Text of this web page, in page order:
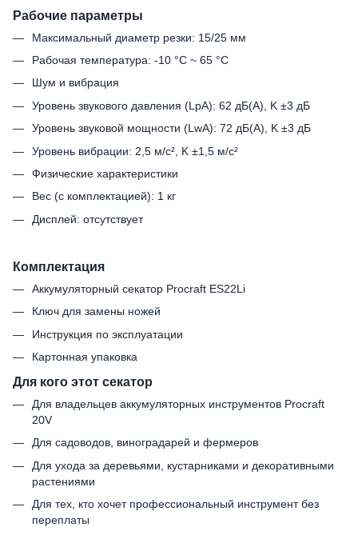
Рабочие параметры
Максимальный диаметр резки: 15/25 мм
Рабочая температура: -10 °C ~ 65 °C
Шум и вибрация
Уровень звукового давления (LpA): 62 дБ(А), K ±3 дБ
Уровень звуковой мощности (LwA): 72 дБ(А), K ±3 дБ
Уровень вибрации: 2,5 м/с², K ±1,5 м/с²
Физические характеристики
Вес (с комплектацией): 1 кг
Дисплей: отсутствует
Комплектация
Аккумуляторный секатор Procraft ES22Li
Ключ для замены ножей
Инструкция по эксплуатации
Картонная упаковка
Для кого этот секатор
Для владельцев аккумуляторных инструментов Procraft
20V
Для садоводов, виноградарей и фермеров
Для ухода за деревьями, кустарниками и декоративными
растениями
Для тех, кто хочет профессиональный инструмент без
переплаты